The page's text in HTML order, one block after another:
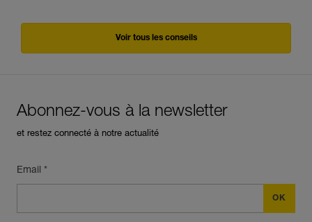
Voir tous les conseils
Abonnez-vous à la newsletter
et restez connecté à notre actualité
Email *